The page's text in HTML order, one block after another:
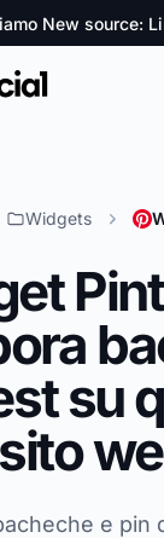
New source:
Widgets
su
sito
e pin